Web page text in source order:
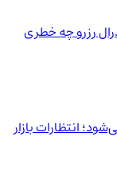
رزرو چه خطری
انتظارات بازار